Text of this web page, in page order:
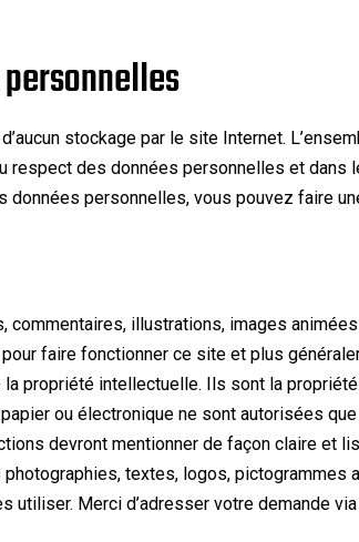
stockage par le site Internet.
des données personnelles et dans
données personnelles, vous pouvez faire
commentaires, illustrations, images
faire fonctionner ce site et plus
propriété intellectuelle. Ils sont la
ou électronique ne sont autorisées
devront mentionner de façon claire et
photographies, textes, logos,
utiliser. Merci d’adresser votre demande